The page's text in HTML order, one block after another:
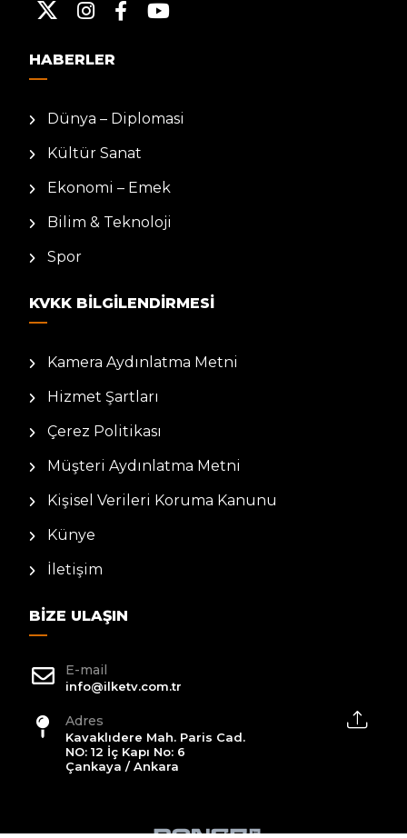
HABERLER
Dünya – Diplomasi
Kültür Sanat
Ekonomi – Emek
Bilim & Teknoloji
Spor
KVKK BILGILENDIRMESI
Kamera Aydınlatma Metni
Hizmet Şartları
Çerez Politikası
Müşteri Aydınlatma Metni
Kişisel Verileri Koruma Kanunu
Künye
İletişim
BIZE ULAŞIN
E-mail
info@ilketv.com.tr
Adres
Kavaklıdere Mah. Paris Cad.
NO: 12 İç Kapı No: 6
Çankaya / Ankara